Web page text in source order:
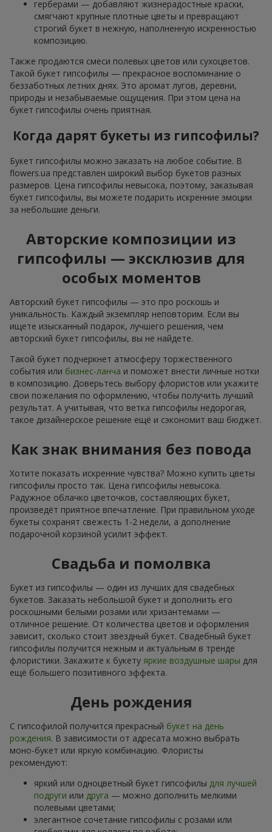
герберами — добавляют жизнерадостные краски,
смягчают крупные плотные цветы и превращают
строгий букет в нежную, наполненную искренностью
композицию.
Также продаются смеси полевых цветов или сухоцветов.
Такой букет гипсофилы — прекрасное воспоминание о
беззаботных летних днях. Это аромат лугов, деревни,
природы и незабываемые ощущения. При этом цена на
букет гипсофилы очень приятная.
Когда дарят букеты из гипсофилы?
Букет гипсофилы можно заказать на любое событие. В
flowers.ua представлен широкий выбор букетов разных
размеров. Цена гипсофилы невысока, поэтому, заказывая
букет гипсофилы, вы можете подарить искренние эмоции
за небольшие деньги.
Авторские композиции из
гипсофилы — эксклюзив для
особых моментов
Авторский букет гипсофилы — это про роскошь и
уникальность. Каждый экземпляр неповторим. Если вы
ищете изысканный подарок, лучшего решения, чем
авторский букет гипсофилы, вы не найдете.
Такой букет подчеркнет атмосферу торжественного
события или бизнес-ланча и поможет внести личные нотки
в композицию. Доверьтесь выбору флористов или укажите
свои пожелания по оформлению, чтобы получить лучший
результат. А учитывая, что ветка гипсофилы недорогая,
такое дизайнерское решение ещё и сэкономит ваш бюджет.
Как знак внимания без повода
Хотите показать искренние чувства? Можно купить цветы
гипсофилы просто так. Цена гипсофилы невысока.
Радужное облачко цветочков, составляющих букет,
произведёт приятное впечатление. При правильном уходе
букеты сохранят свежесть 1-2 недели, а дополнение
подарочной корзиной усилит эффект.
Свадьба и помолвка
Букет из гипсофилы — один из лучших для свадебных
букетов. Заказать небольшой букет и дополнить его
роскошными белыми розами или хризантемами —
отличное решение. От количества цветов и оформления
зависит, сколько стоит звездный букет. Свадебный букет
гипсофилы получится нежным и актуальным в тренде
флористики. Закажите к букету яркие воздушные шары для
ещё большего позитивного эффекта.
День рождения
С гипсофилой получится прекрасный букет на день
рождения. В зависимости от адресата можно выбрать
моно-букет или яркую комбинацию. Флористы
рекомендуют:
яркий или одноцветный букет гипсофилы для лучшей
подруги или друга — можно дополнить мелкими
полевыми цветами;
элегантное сочетание гипсофилы с розами или